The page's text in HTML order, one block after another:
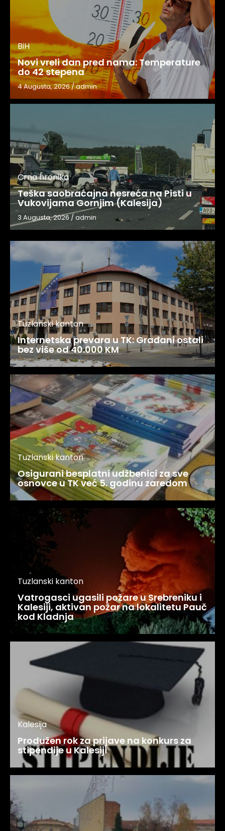
BiH
Novi vreli dan pred nama: Temperature
do 42 stepena
4 Augusta, 2026/admin
Crna hronika
Teška saobraćajna nesreća na Pisti u
Vukovijama Gornjim (Kalesija)
3 Augusta, 2026/admin
Tuzlanski kanton
Internetska prevara u TK: Građani ostali
bez više od 40.000 KM
Tuzlanski kanton
Osigurani besplatni udžbenici za sve
osnovce u TK već 5. godinu zaredom
Tuzlanski kanton
Vatrogasci ugasili požare u Srebreniku i
Kalesiji, aktivan požar na lokalitetu Pauč
kod Kladnja
Kalesija
Produžen rok za prijave na konkurs za
stipendije u Kalesiji